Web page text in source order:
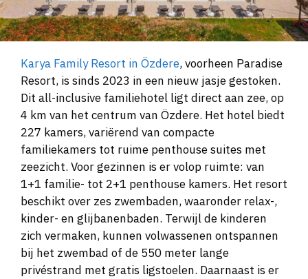
Karya Family Resort in Özdere, voorheen Paradise
Resort, is sinds 2023 in een nieuw jasje gestoken.
Dit all-inclusive familiehotel ligt direct aan zee, op
4 km van het centrum van Özdere. Het hotel biedt
227 kamers, variërend van compacte
familiekamers tot ruime penthouse suites met
zeezicht. Voor gezinnen is er volop ruimte: van
1+1 familie- tot 2+1 penthouse kamers. Het resort
beschikt over zes zwembaden, waaronder relax-,
kinder- en glijbanenbaden. Terwijl de kinderen
zich vermaken, kunnen volwassenen ontspannen
bij het zwembad of de 550 meter lange
privéstrand met gratis ligstoelen. Daarnaast is er